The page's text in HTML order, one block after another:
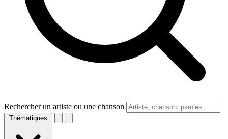
Rechercher un artiste ou une chanson
Thématiques